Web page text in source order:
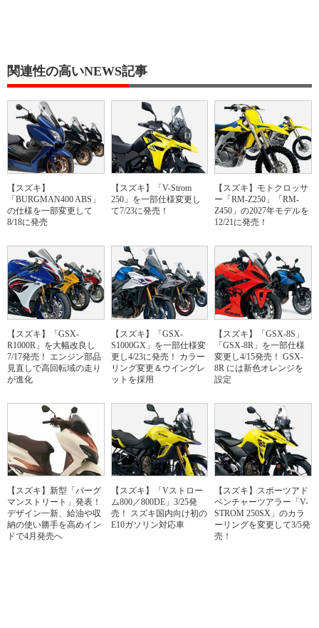
関連性の高いNEWS記事
【スズキ】
「BURGMAN400 ABS」
の仕様を一部変更して
8/18に発売
【スズキ】「V-Strom
250」を一部仕様変更し
て7/23に発売！
【スズキ】モトクロッサ
ー「RM-Z250」「RM-
Z450」の2027年モデルを
12/21に発売！
【スズキ】「GSX-
R1000R」を大幅改良し
7/17発売！ エンジン部品
見直しで高回転域の走り
が進化
【スズキ】「GSX-
S1000GX」を一部仕様変
更し4/23に発売！ カラー
リング変更＆ウイングレ
ットを採用
【スズキ】「GSX-8S」
「GSX-8R」を一部仕様
変更し4/15発売！ GSX-
8R には新色オレンジを
設定
【スズキ】新型「バーグ
マンストリート」発表！
デザイン一新、給油や収
納の使い勝手を高めイン
ドで4月発売へ
【スズキ】「Vストロー
ム800／800DE」3/25発
売！ スズキ国内向け初の
E10ガソリン対応車
【スズキ】スポーツアド
ベンチャーツアラー「V-
STROM 250SX」のカラ
ーリングを変更して3/5発
売！